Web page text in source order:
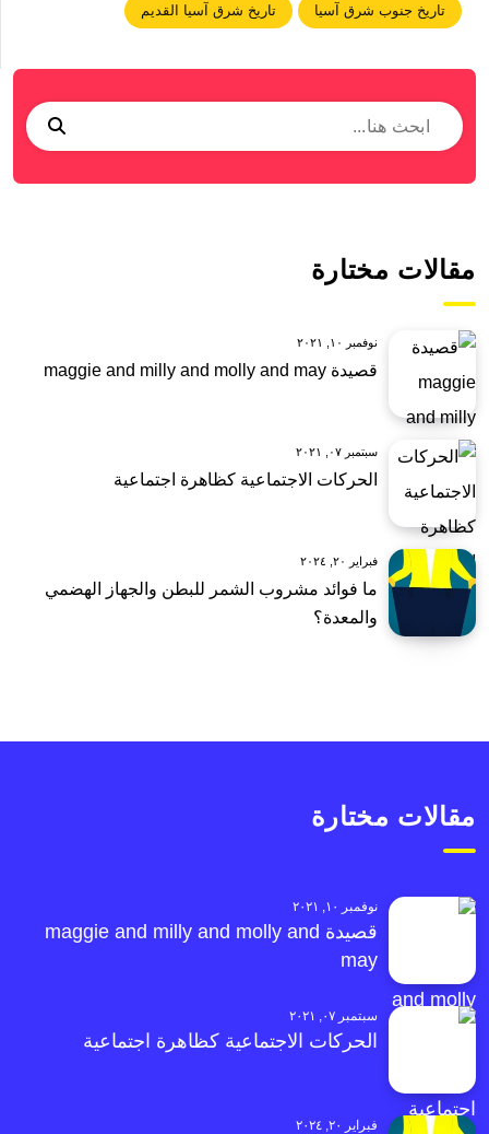
تاريخ جنوب شرق آسيا تاريخ شرق آسيا القديم
مقالات مختارة
نوفمبر ١٠, ٢٠٢١
قصيدة maggie and milly and molly and may
سبتمبر ٠٧, ٢٠٢١
الحركات الاجتماعية كظاهرة اجتماعية
فبراير ٢٠, ٢٠٢٤
ما فوائد مشروب الشمر للبطن والجهاز الهضمي
والمعدة؟
مقالات مختارة
نوفمبر ١٠, ٢٠٢١
قصيدة maggie and milly and molly and
may
سبتمبر ٠٧, ٢٠٢١
الحركات الاجتماعية كظاهرة اجتماعية
فبراير ٢٠, ٢٠٢٤